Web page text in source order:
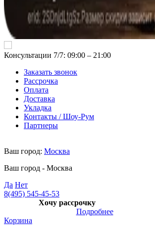
Консультации 7/7: 09:00 ‒ 21:00
Заказать звонок
Рассрочка
Оплата
Доставка
Укладка
Контакты / Шоу-Рум
Партнеры
Ваш город: Москва
Ваш город - Москва
Да Нет
8(495) 545-45-53
Хочу рассрочку
Подробнее
Корзина